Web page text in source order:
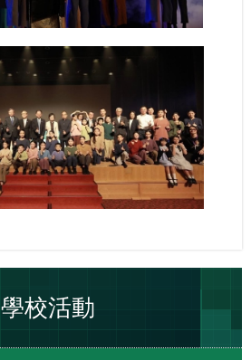
學校活動